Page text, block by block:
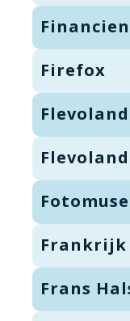
Financien
Firefox
Flevoland
Flevoland
Frankrijk
Frans